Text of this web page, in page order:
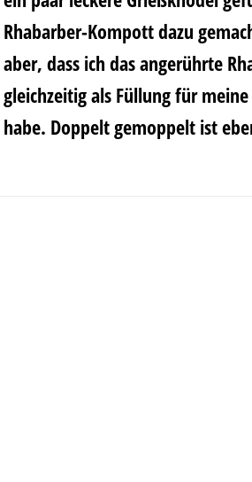
Rhabarber-Kompott dazu
aber, dass ich das angerührte
gleichzeitig als Füllung für
habe. Doppelt gemoppelt ist